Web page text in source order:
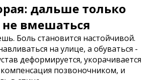
дальше только
вмешаться
Боль становится настойчивой.
на улице, а обуваться -
деформируется, укорачивается
компенсация позвоночником, и